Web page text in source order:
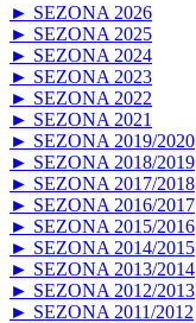
► SEZONA 2026
► SEZONA 2025
► SEZONA 2024
► SEZONA 2023
► SEZONA 2022
► SEZONA 2021
► SEZONA 2019/2020
► SEZONA 2018/2019
► SEZONA 2017/2018
► SEZONA 2016/2017
► SEZONA 2015/2016
► SEZONA 2014/2015
► SEZONA 2013/2014
► SEZONA 2012/2013
► SEZONA 2011/2012